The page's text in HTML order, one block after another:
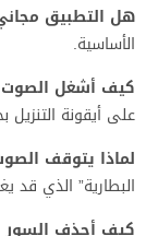
هل التطبيق
الأساسية.
كيف أشغل
على أيقونة
لماذا يتوقف
البطارية” الذي قد
كيف أحذف السور